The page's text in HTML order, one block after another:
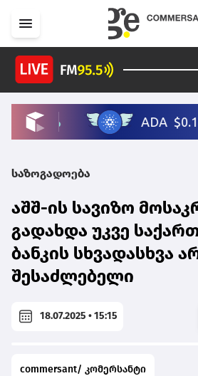
საზოგადოება
აშშ-ის სავიზო
გადახდა უკვე
ბანკის სხვადასხვა
შესაძლებელი
18.07.2025 • 15:15
commersant/ კომერსანტი